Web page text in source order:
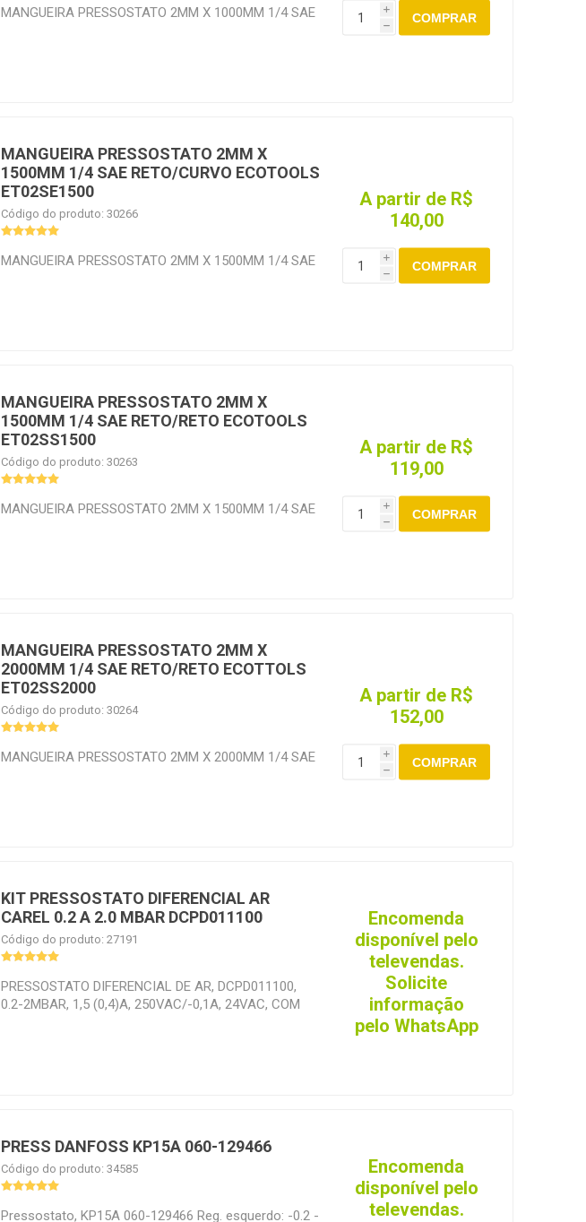
MANGUEIRA PRESSOSTATO 2MM X 1000MM 1/4 SAE
i
h
COMPRAR
MANGUEIRA PRESSOSTATO 2MM X
1500MM 1/4 SAE RETO/CURVO ECOTOOLS
ET02SE1500
Código do produto: 30266
MANGUEIRA PRESSOSTATO 2MM X 1500MM 1/4 SAE
A partir de R$
140,00
i
h
COMPRAR
MANGUEIRA PRESSOSTATO 2MM X
1500MM 1/4 SAE RETO/RETO ECOTOOLS
ET02SS1500
Código do produto: 30263
MANGUEIRA PRESSOSTATO 2MM X 1500MM 1/4 SAE
A partir de R$
119,00
i
h
COMPRAR
MANGUEIRA PRESSOSTATO 2MM X
2000MM 1/4 SAE RETO/RETO ECOTTOLS
ET02SS2000
Código do produto: 30264
MANGUEIRA PRESSOSTATO 2MM X 2000MM 1/4 SAE
A partir de R$
152,00
i
h
COMPRAR
KIT PRESSOSTATO DIFERENCIAL AR
CAREL 0.2 A 2.0 MBAR DCPD011100
Código do produto: 27191
PRESSOSTATO DIFERENCIAL DE AR, DCPD011100,
0.2-2MBAR, 1,5 (0,4)A, 250VAC/-0,1A, 24VAC, COM
Encomenda
disponível pelo
televendas.
Solicite
informação
pelo WhatsApp
PRESS DANFOSS KP15A 060-129466
Código do produto: 34585
Pressostato, KP15A 060-129466 Reg. esquerdo: -0.2 -
Encomenda
disponível pelo
televendas.